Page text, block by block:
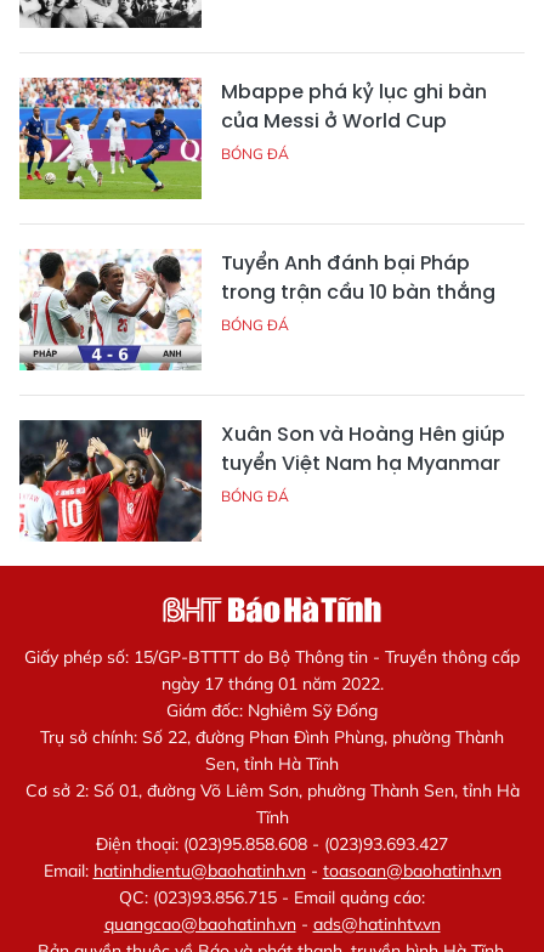
Mbappe phá kỷ lục ghi bàn
của Messi ở World Cup
BÓNG ĐÁ
Tuyển Anh đánh bại Pháp
trong trận cầu 10 bàn thắng
BÓNG ĐÁ
Xuân Son và Hoàng Hên giúp
tuyển Việt Nam hạ Myanmar
BÓNG ĐÁ
Giấy phép số: 15/GP-BTTTT do Bộ Thông tin - Truyền thông cấp
ngày 17 tháng 01 năm 2022.
Giám đốc: Nghiêm Sỹ Đống
Trụ sở chính: Số 22, đường Phan Đình Phùng, phường Thành
Sen, tỉnh Hà Tĩnh
Cơ sở 2: Số 01, đường Võ Liêm Sơn, phường Thành Sen, tỉnh Hà
Tĩnh
Điện thoại: (023)95.858.608 - (023)93.693.427
Email: hatinhdientu@baohatinh.vn- toasoan@baohatinh.vn
QC: (023)93.856.715 - Email quảng cáo:
quangcao@baohatinh.vn- ads@hatinhtv.vn